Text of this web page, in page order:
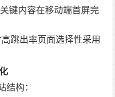
键内容在移动端首屏完
跳出率页面选择性采用
结构：